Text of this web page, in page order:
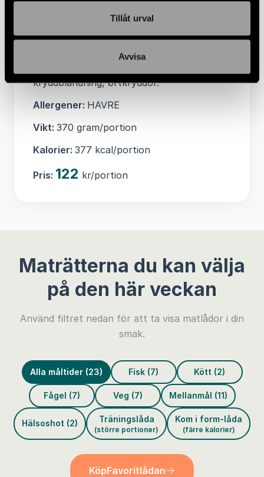
Tillåt urval
Avvisa
rapsolja, stabiliseringsmedel guarkärnmjöl,
natriumcitrat, emulgeringsmedel(E472e)),
lök, morot, purjolök, palsternacka,
tomatpuré(tomater), vitlök, pepparrot,
kryddblandning, örtkryddor.
Allergener: HAVRE
Vikt: 370 gram/portion
Kalorier: 377 kcal/portion
Pris: 122 kr/portion
Maträtterna du kan välja
på den här veckan
Använd filtret nedan för att ta visa matlådor i din
smak.
Alla måltider (23) Fisk (7) Kött (2)
Fågel (7) Veg (7) Mellanmål (11)
Hälsoshot (2) Träningslåda
(större portioner)
Kom i form-låda
(färre kalorier)
KöpFavoritlådan